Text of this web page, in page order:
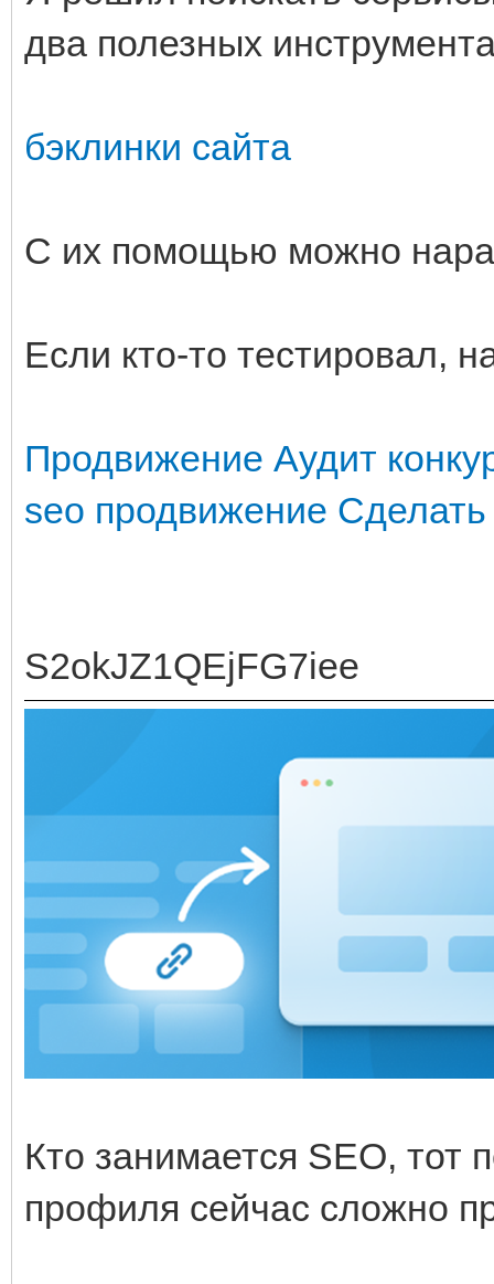
два полезных
бэклинки сайта
С их помощью можно
Если кто-то тестировал,
Продвижение Аудит
seo продвижение Сделать
S2okJZ1QEjFG7iee
Кто занимается SEO, тот
профиля сейчас сложно